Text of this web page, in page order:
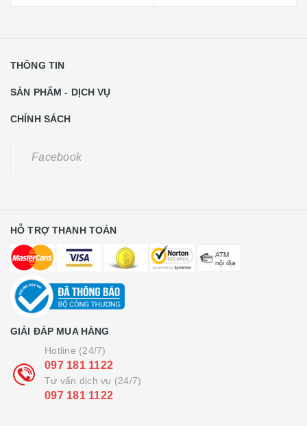
THÔNG TIN
SẢN PHẨM - DỊCH VỤ
CHÍNH SÁCH
Facebook
HỖ TRỢ THANH TOÁN
GIẢI ĐÁP MUA HÀNG
Hotline (24/7)
097 181 1122
Tư vấn dịch vụ (24/7)
097 181 1122